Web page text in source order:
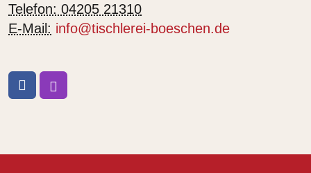
Telefon: 04205 21310
E-Mail: info@tischlerei-boeschen.de